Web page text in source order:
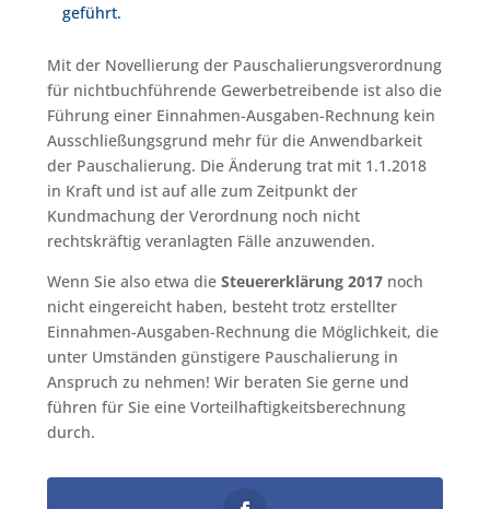
geführt.
Mit der Novellierung der Pauschalierungsverordnung
für nichtbuchführende Gewerbetreibende ist also die
Führung einer Einnahmen-Ausgaben-Rechnung kein
Ausschließungsgrund mehr für die Anwendbarkeit
der Pauschalierung. Die Änderung trat mit 1.1.2018
in Kraft und ist auf alle zum Zeitpunkt der
Kundmachung der Verordnung noch nicht
rechtskräftig veranlagten Fälle anzuwenden.
Wenn Sie also etwa die Steuererklärung 2017noch
nicht eingereicht haben, besteht trotz erstellter
Einnahmen-Ausgaben-Rechnung die Möglichkeit, die
unter Umständen günstigere Pauschalierung in
Anspruch zu nehmen! Wir beraten Sie gerne und
führen für Sie eine Vorteilhaftigkeitsberechnung
durch.